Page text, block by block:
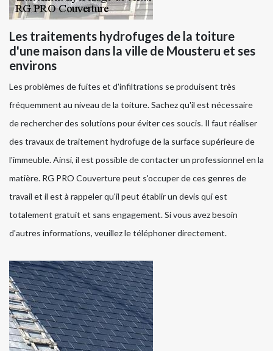
Les traitements hydrofuges de la toiture
d'une maison dans la ville de Mousteru et ses
environs
Les problèmes de fuites et d'infiltrations se produisent très
fréquemment au niveau de la toiture. Sachez qu'il est nécessaire
de rechercher des solutions pour éviter ces soucis. Il faut réaliser
des travaux de traitement hydrofuge de la surface supérieure de
l'immeuble. Ainsi, il est possible de contacter un professionnel en la
matière. RG PRO Couverture peut s'occuper de ces genres de
travail et il est à rappeler qu'il peut établir un devis qui est
totalement gratuit et sans engagement. Si vous avez besoin
d'autres informations, veuillez le téléphoner directement.